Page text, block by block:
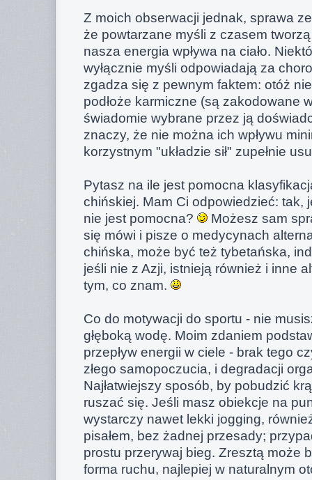
Z moich obserwacji jednak, sprawa
że powtarzane myśli z czasem
nasza energia wpływa na ciało.
wyłącznie myśli odpowiadają za
zgadza się z pewnym faktem: otóż
podłoże karmiczne (są zakodowane
świadomie wybrane przez ją
znaczy, że nie można ich wpływu
korzystnym "układzie sił" zupełnie
Pytasz na ile jest pomocna
chińskiej. Mam Ci odpowiedzieć: tak,
nie jest pomocna?
Możesz sam
się mówi i pisze o medycynach
chińska, może być też tybetańska,
jeśli nie z Azji, istnieją również i inne
tym, co znam.
Co do motywacji do sportu - nie
głęboką wodę. Moim zdaniem
przepływ energii w ciele - brak tego
złego samopoczucia, i degradacji
Najłatwiejszy sposób, by pobudzić
ruszać się. Jeśli masz obiekcje na
wystarczy nawet lekki jogging,
pisałem, bez żadnej przesady;
prostu przerywaj bieg. Zresztą może
forma ruchu, najlepiej w naturalnym